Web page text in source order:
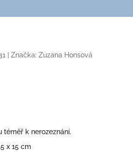
Značka: Zuzana Honsová
k nerozeznání.
x 15 cm